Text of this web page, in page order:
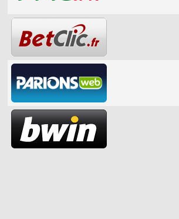
HISTORIQUE
COUPE DES CONFÉDÉRATIONS